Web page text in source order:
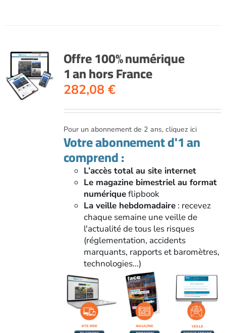
Offre 100% numérique
1 an hors France
282,08 €
Pour un abonnement de 2 ans, cliquez ici
Votre abonnement d'1 an
comprend :
L’accès total au site internet
Le magazine bimestriel au format
numériqueflipbook
La veille hebdomadaire: recevez
chaque semaine une veille de
l'actualité de tous les risques
(réglementation, accidents
marquants, rapports et baromètres,
technologies...)